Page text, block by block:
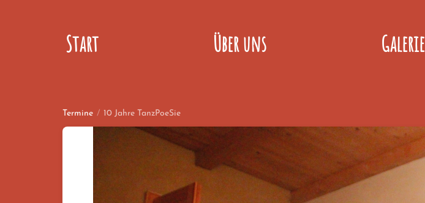
Start Über uns Galerie
Termine / 10 Jahre TanzPoeSie